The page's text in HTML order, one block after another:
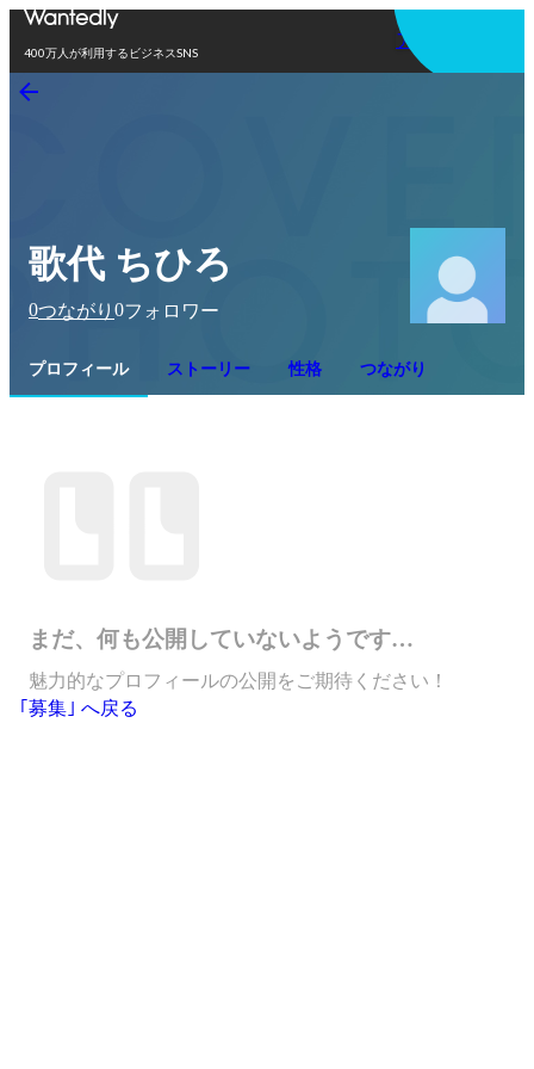
400万人が利用するビジネスSNS
アプリを使う
歌代 ちひろ
0つながり 0フォロワー
プロフィール ストーリー 性格 つながり
まだ、何も公開していないようです…
魅力的なプロフィールの公開をご期待ください！
｢募集｣ へ戻る